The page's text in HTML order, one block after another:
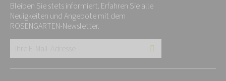
Bleiben Sie stets informiert. Erfahren Sie alle
Neuigkeiten und Angebote mit dem
ROSENGARTEN-Newsletter.
E-